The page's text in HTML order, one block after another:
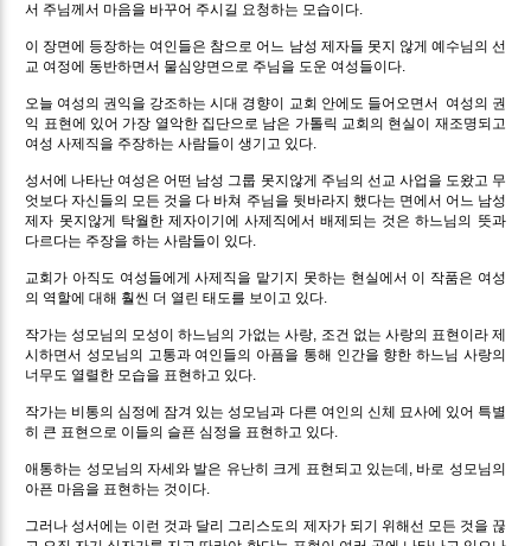
서 주님께서 마음을 바꾸어 주시길 요청하는 모습이다.
이 장면에 등장하는 여인들은 참으로 어느 남성 제자들 못지 않게 예수님의 선
교 여정에 동반하면서 물심양면으로 주님을 도운 여성들이다.
오늘 여성의 권익을 강조하는 시대 경향이 교회 안에도 들어오면서 여성의 권
익 표현에 있어 가장 열악한 집단으로 남은 가톨릭 교회의 현실이 재조명되고
여성 사제직을 주장하는 사람들이 생기고 있다.
성서에 나타난 여성은 어떤 남성 그룹 못지않게 주님의 선교 사업을 도왔고 무
엇보다 자신들의 모든 것을 다 바쳐 주님을 뒷바라지 했다는 면에서 어느 남성
제자 못지않게 탁월한 제자이기에 사제직에서 배제되는 것은 하느님의 뜻과
다르다는 주장을 하는 사람들이 있다.
교회가 아직도 여성들에게 사제직을 맡기지 못하는 현실에서 이 작품은 여성
의 역할에 대해 훨씬 더 열린 태도를 보이고 있다.
작가는 성모님의 모성이 하느님의 가없는 사랑, 조건 없는 사랑의 표현이라 제
시하면서 성모님의 고통과 여인들의 아픔을 통해 인간을 향한 하느님 사랑의
너무도 열렬한 모습을 표현하고 있다.
작가는 비통의 심정에 잠겨 있는 성모님과 다른 여인의 신체 묘사에 있어 특별
히 큰 표현으로 이들의 슬픈 심정을 표현하고 있다.
애통하는 성모님의 자세와 발은 유난히 크게 표현되고 있는데, 바로 성모님의
아픈 마음을 표현하는 것이다.
그러나 성서에는 이런 것과 달리 그리스도의 제자가 되기 위해선 모든 것을 끊